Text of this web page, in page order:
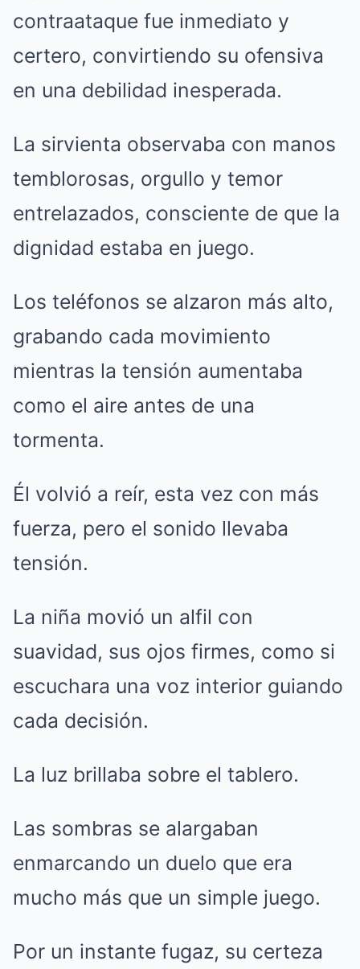
contraataque fue inmediato y
certero, convirtiendo su ofensiva
en una debilidad inesperada.
La sirvienta observaba con manos
temblorosas, orgullo y temor
entrelazados, consciente de que la
dignidad estaba en juego.
Los teléfonos se alzaron más alto,
grabando cada movimiento
mientras la tensión aumentaba
como el aire antes de una
tormenta.
Él volvió a reír, esta vez con más
fuerza, pero el sonido llevaba
tensión.
La niña movió un alfil con
suavidad, sus ojos firmes, como si
escuchara una voz interior guiando
cada decisión.
La luz brillaba sobre el tablero.
Las sombras se alargaban
enmarcando un duelo que era
mucho más que un simple juego.
Por un instante fugaz, su certeza